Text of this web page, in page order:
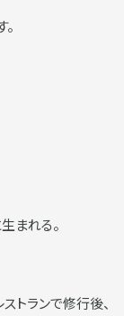
まれる。
トランで修行後、